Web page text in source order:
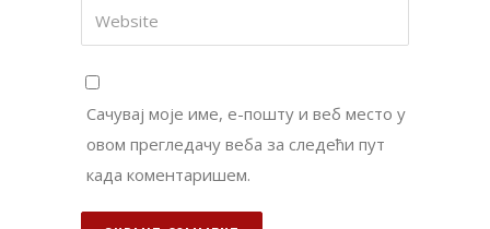
Сачувај моје име, е-пошту и веб место у
овом прегледачу веба за следећи пут
када коментаришем.